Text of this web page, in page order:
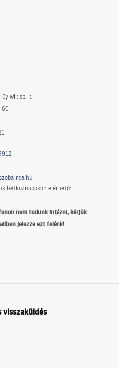
Cylwik sp. k.
60
rea.hu
hétköznapokon elérhető:
nem tudunk intézni, kérjük
jelezze ezt felénk!
visszaküldés